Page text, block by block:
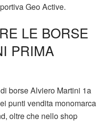
Geo Active.
LE BORSE
PRIMA
borse Alviero Martini 1a
punti vendita monomarca
oltre che nello shop